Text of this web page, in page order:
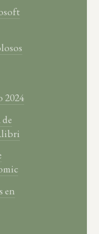
2024
en